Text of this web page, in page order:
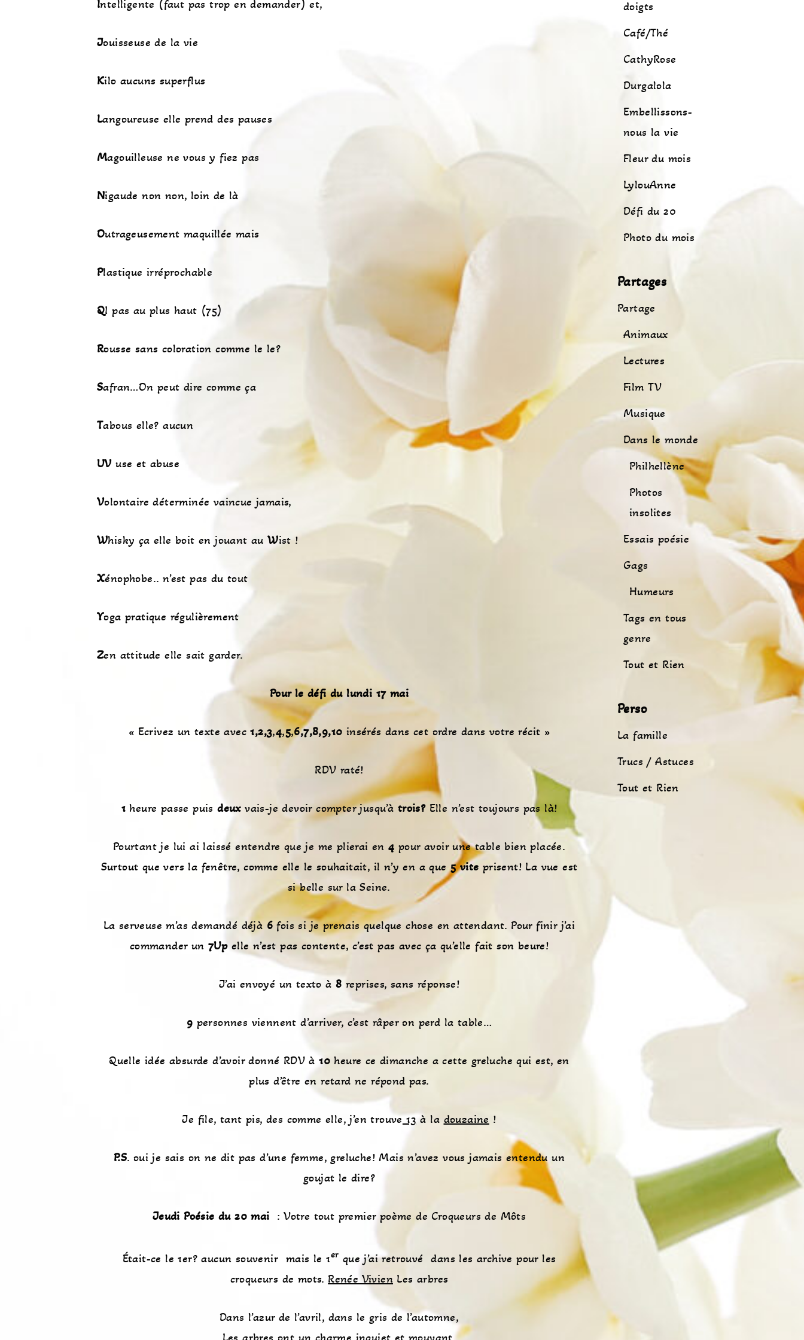
Intelligente (faut pas trop en demander) et,
Jouisseuse de la vie
Kilo aucuns superflus
Langoureuse elle prend des pauses
Magouilleuse ne vous y fiez pas
Nigaude non non, loin de là
Outrageusement maquillée mais
Plastique irréprochable
QI pas au plus haut (75)
Rousse sans coloration comme le le?
Safran…On peut dire comme ça
Tabous elle? aucun
UVuse et abuse
Volontaire déterminée vaincue jamais,
Whisky ça elle boit en jouant auWist !
Xénophobe.. n’est pas du tout
Yoga pratique régulièrement
Zen attitude elle sait garder.
Pour le défi du lundi 17 mai
« Ecrivez un texte avec1,2,3,4,5,6,7,8,9,10 insérés dans cet ordre dans votre récit »
RDV raté!
1 heure passe puisdeuxvais-je devoir compter jusqu’à trois? Elle n’est toujours pas là!
Pourtant je lui ai laissé entendre que je me plierai en4 pour avoir une table bien placée.
Surtout que vers la fenêtre, comme elle le souhaitait, il n’y en a que5 vite prisent! La vue est
si belle sur la Seine.
La serveuse m’as demandé déjà6 fois si je prenais quelque chose en attendant. Pour finir j’ai
commander un7Upelle n’est pas contente, c’est pas avec ça qu’elle fait son beure!
J’ai envoyé un texto à8 reprises, sans réponse!
9 personnes viennent d’arriver, c’est râper on perd la table…
Quelle idée absurde d’avoir donné RDV à10 heure ce dimanche a cette greluche qui est, en
plus d’être en retard ne répond pas.
Je file, tant pis, des comme elle, j’en trouve13 à la douzaine !
P.S. oui je sais on ne dit pas d’une femme, greluche! Mais n’avez vous jamais entendu un
goujat le dire?
Jeudi Poésie du 20 mai : Votre tout premier poème de Croqueurs de Môts
Était-ce le 1er? aucun souvenir mais le 1er que j’ai retrouvé dans les archive pour les
croqueurs de mots.Renée Vivien Les arbres
Dans l’azur de l’avril, dans le gris de l’automne,
doigts
Café/Thé
CathyRose
Durgalola
Embellissons-
nous la vie
Fleur du mois
LylouAnne
Défi du 20
Photo du mois
Partages
Partage
Animaux
Lectures
Film TV
Musique
Dans le monde
Philhellène
Photos
insolites
Essais poésie
Gags
Humeurs
Tags en tous
genre
Tout et Rien
Perso
La famille
Trucs / Astuces
Tout et Rien